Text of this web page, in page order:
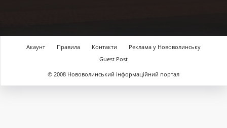
Акаунт Правила Контакти
Реклама у Нововолинську
Guest Post
© 2008 Нововолинський інформаційний портал